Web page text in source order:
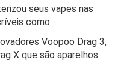
seus vapes nas
como:
Voopoo Drag 3,
X que são aparelhos